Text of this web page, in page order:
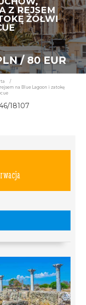
Z REJSEM
ŻÓŁWI
/ 80 EUR
/
na Blue Lagoon i zatokę
18107